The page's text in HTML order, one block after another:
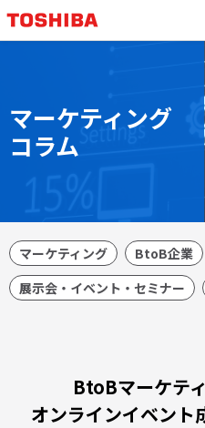
マーケティング
コラム
マーケティング
BtoB企業
展示会・イベント・セミナー
BtoBマーケテ
オンラインイベント